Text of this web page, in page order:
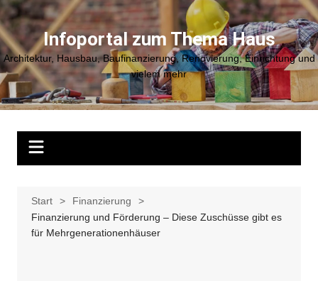
Zum
Inhalt
springenInfoportal zum Thema Haus
Architektur, Hausbau, Baufinanzierung, Renovierung, Einrichtung und
vielem mehr
Start
Finanzierung
Finanzierung und Förderung – Diese Zuschüsse gibt es
für Mehrgenerationenhäuser